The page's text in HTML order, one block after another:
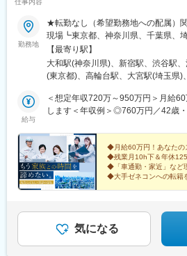
仕事内容
勤務地
★転勤なし（希望勤務地への配属）
現場┗東京都、神奈川県、千葉県、
北幸2-5-17 横浜NSビル403★10名
歓迎（支援あり）！┗入社時に引越
会社が全額負担！（自己負担のかか
【最寄り駅】
大和駅(神奈川県)、新宿駅、渋谷駅
(東京都)、高輪台駅、大宮駅(埼玉県)
東海神駅、井の頭公園駅、蒲田駅、
谷駅、柏駅、目黒駅、恵比寿駅、神
駅、溝の口駅、押上駅、日暮里駅、
駅、松戸駅、浦和駅、日吉駅(神奈川
駅、四ツ谷駅、荻窪駅、大井町駅、
駅、登戸駅、朝霞駅、八王子駅、東
駅、西武新宿駅、後楽園駅、北朝霞
田急)、小岩駅、新木場駅、あざみ野
駅、春日駅(東京都)、武蔵小金井駅
給与
＜想定年収720万～950万円＞月給
します＜年収例＞◎760万円／42歳
士／入社2年目）
◆月給60万円！あなたの
◆残業月10h下＆年休
◆「車通勤・家近」など
◆大手ゼネコンへの転籍
気になる